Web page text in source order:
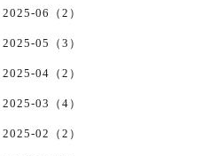
2025-06（2）
2025-05（3）
2025-04（2）
2025-03（4）
2025-02（2）